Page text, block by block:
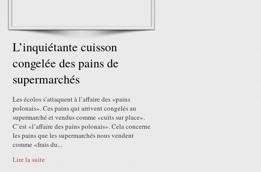
L’inquiétante cuisson
congelée des pains de
supermarchés
Les écolos s’attaquent à l’affaire des «pains
polonais». Ces pains qui arrivent congelés au
supermarché et vendus comme «cuits sur place».
C’est «l’affaire des pains polonais». Cela concerne
les pains que les supermarchés nous vendent
comme «frais du...
Lire la suite